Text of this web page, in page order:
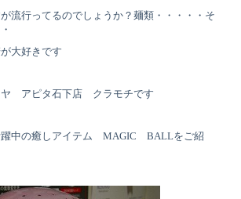
流行ってるのでしょうか？麺類・・・・・そ
大好きです
アピタ石下店 クラモチです
躍中の癒しアイテム MAGIC BALLをご紹